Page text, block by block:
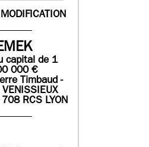
capital de 1
000€
Timbaud -
RCS LYON